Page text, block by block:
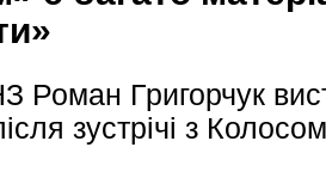
Роман Григорчук
зустрічі з